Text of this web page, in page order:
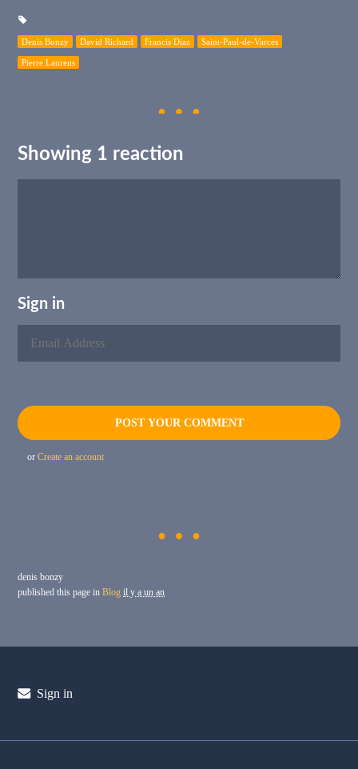
Denis Bonzy David Richard Francis Diaz Saint-Paul-de-Varces
Pierre Laurens
Showing 1 reaction
Sign in
orCreate an account
denis bonzy
published this page inBlog il y a un an
Sign in